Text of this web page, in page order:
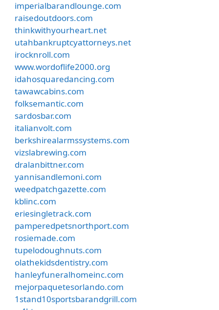
imperialbarandlounge.com
raisedoutdoors.com
thinkwithyourheart.net
utahbankruptcyattorneys.net
irocknroll.com
www.wordoflife2000.org
idahosquaredancing.com
tawawcabins.com
folksemantic.com
sardosbar.com
italianvolt.com
berkshirealarmssystems.com
vizslabrewing.com
dralanbittner.com
yannisandlemoni.com
weedpatchgazette.com
kblinc.com
eriesingletrack.com
pamperedpetsnorthport.com
rosiemade.com
tupelodoughnuts.com
olathekidsdentistry.com
hanleyfuneralhomeinc.com
mejorpaquetesorlando.com
1stand10sportsbarandgrill.com